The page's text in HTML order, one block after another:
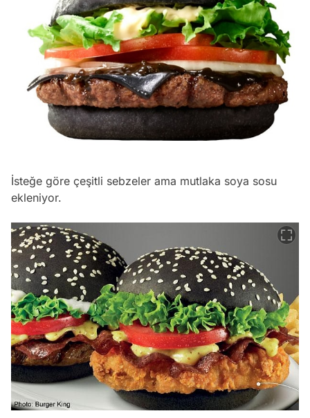
İsteğe göre çeşitli sebzeler ama mutlaka soya sosu
ekleniyor.